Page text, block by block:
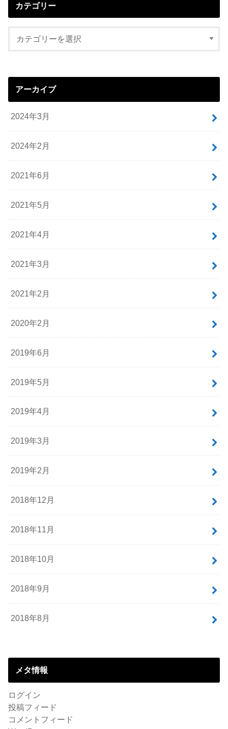
カテゴリー
アーカイブ
2024年3月
2024年2月
2021年6月
2021年5月
2021年4月
2021年3月
2021年2月
2020年2月
2019年6月
2019年5月
2019年4月
2019年3月
2019年2月
2018年12月
2018年11月
2018年10月
2018年9月
2018年8月
メタ情報
ログイン
投稿フィード
コメントフィード